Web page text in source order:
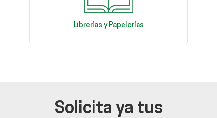
Librerías y Papelerías
Solicita ya tus